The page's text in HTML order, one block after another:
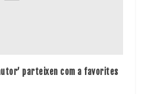
autor’ parteixen com a favorites